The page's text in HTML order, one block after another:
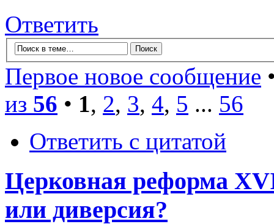
Ответить
Первое новое сообщение
из 56 • 1, 2, 3, 4, 5 ... 56
Ответить с цитатой
Церковная реформа
или диверсия?